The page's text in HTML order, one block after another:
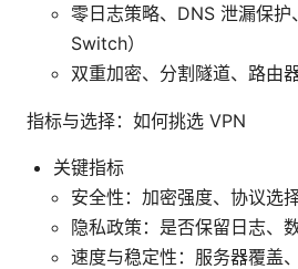
零日志策略、DNS 泄漏保护
Switch）
双重加密、分割隧道、路由
指标与选择：如何挑选 VPN
关键指标
安全性：加密强度、协议选
隐私政策：是否保留日志、
速度与稳定性：服务器覆盖